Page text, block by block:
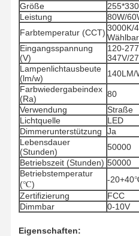
Größe
Leistung
80W/
Farbtemperatur (CCT) 3000K/
Wählbar
Eingangsspannung
(V)
120-
347V/
Lampenlichtausbeute
(lm/w)
140LM/
Farbwiedergabeindex
(Ra)
80
Verwendung
Straße
Lichtquelle
LED
Dimmerunterstützung
Ja
Lebensdauer
(Stunden)
50000
Betriebszeit (Stunden) 50000
Betriebstemperatur
(℃)
-
Zertifizierung
FCC
Dimmbar
0-10V
Eigenschaften: